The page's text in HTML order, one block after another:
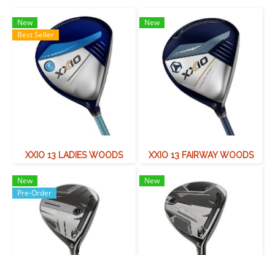
New
Best Seller
XXIO 13 LADIES WOODS
New
XXIO 13 FAIRWAY WOODS
New
Pre-Order
New